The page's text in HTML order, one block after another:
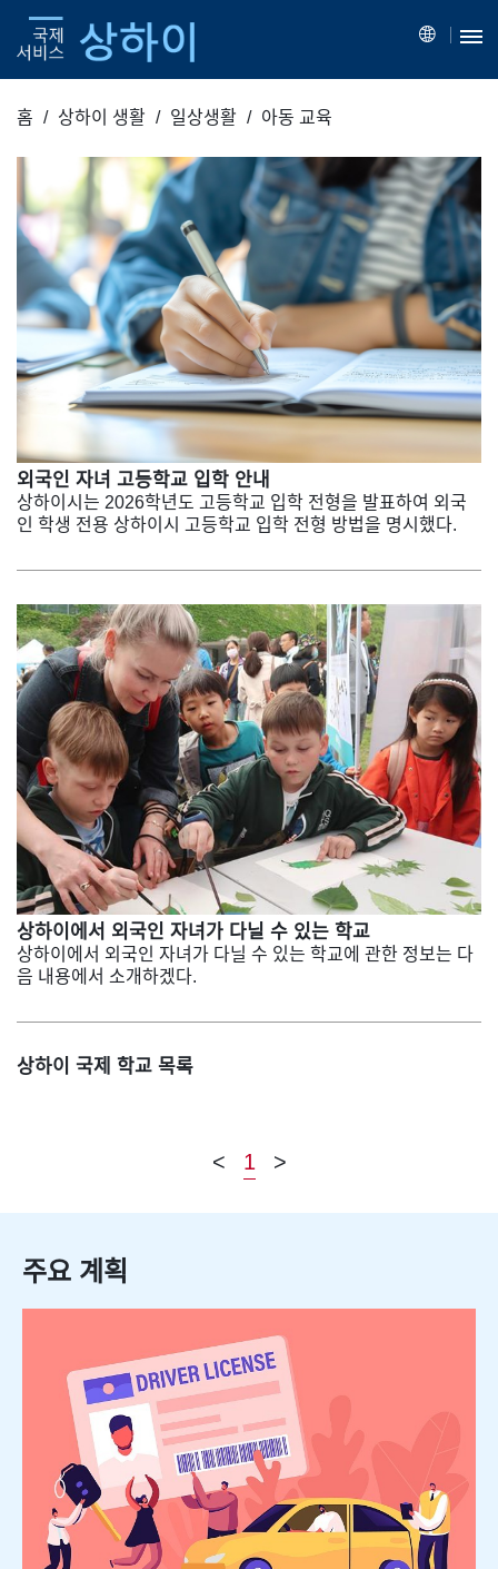
홈 상하이 생활 일상생활 아동 교육
외국인 자녀 고등학교 입학 안내
상하이시는 2026학년도 고등학교 입학 전형을 발표하여 외국
인 학생 전용 상하이시 고등학교 입학 전형 방법을 명시했다.
상하이에서 외국인 자녀가 다닐 수 있는 학교
상하이에서 외국인 자녀가 다닐 수 있는 학교에 관한 정보는 다
음 내용에서 소개하겠다.
상하이 국제 학교 목록
< 1 >
주요 계획